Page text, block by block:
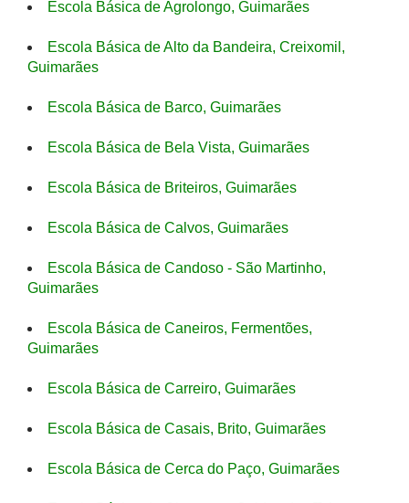
Escola Básica de Agrolongo, Guimarães
Escola Básica de Alto da Bandeira, Creixomil,
Guimarães
Escola Básica de Barco, Guimarães
Escola Básica de Bela Vista, Guimarães
Escola Básica de Briteiros, Guimarães
Escola Básica de Calvos, Guimarães
Escola Básica de Candoso - São Martinho,
Guimarães
Escola Básica de Caneiros, Fermentões,
Guimarães
Escola Básica de Carreiro, Guimarães
Escola Básica de Casais, Brito, Guimarães
Escola Básica de Cerca do Paço, Guimarães